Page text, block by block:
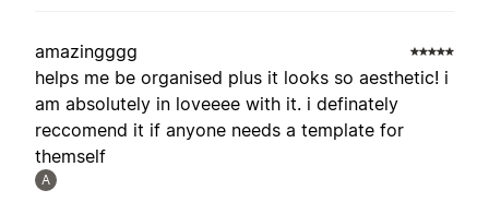
amazingggg
helps me be organised plus it looks so aesthetic! i
am absolutely in loveeee with it. i definately
reccomend it if anyone needs a template for
themself
A